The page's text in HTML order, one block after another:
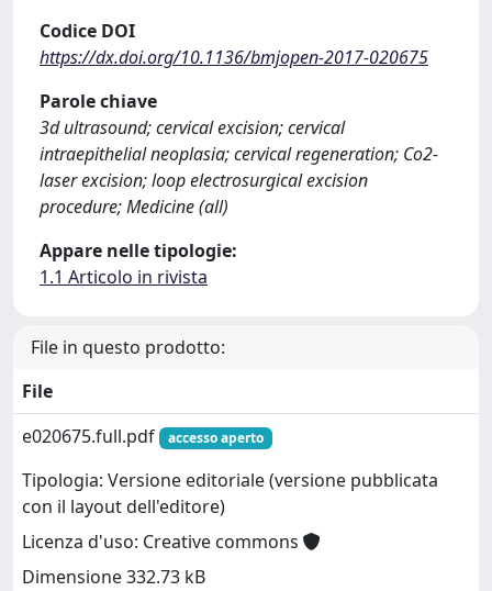
Codice DOI
https://dx.doi.org/10.1136/bmjopen-2017-020675
Parole chiave
3d ultrasound; cervical excision; cervical
intraepithelial neoplasia; cervical regeneration; Co2-
laser excision; loop electrosurgical excision
procedure; Medicine (all)
Appare nelle tipologie:
1.1 Articolo in rivista
File in questo prodotto:
File
e020675.full.pdf
accesso aperto
Tipologia: Versione editoriale (versione pubblicata
con il layout dell'editore)
Licenza d'uso: Creative commons
Dimensione 332.73 kB